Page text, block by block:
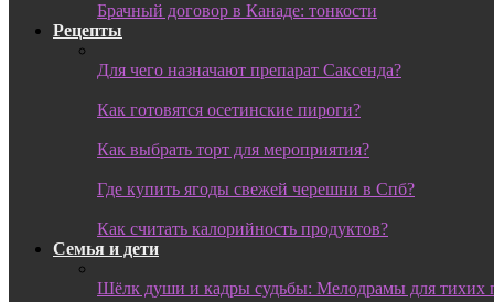
Брачный договор в Канаде: тонкости
Рецепты
Для чего назначают препарат Саксенда?
Как готовятся осетинские пироги?
Как выбрать торт для мероприятия?
Где купить ягоды свежей черешни в Спб?
Как считать калорийность продуктов?
Семья и дети
Шёлк души и кадры судьбы: Мелодрамы для тихих